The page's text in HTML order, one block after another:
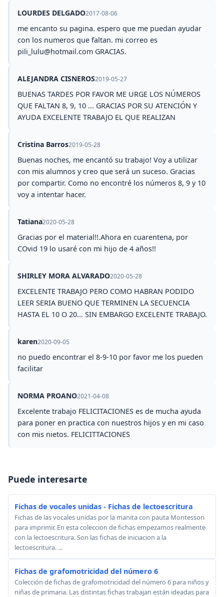
LOURDES DELGADO2017-08-06
me encanto su pagina. espero que me puedan ayudar
con los numeros que faltan. mi correo es
pili_lulu@hotmail.com GRACIAS.
ALEJANDRA CISNEROS2019-05-27
BUENAS TARDES POR FAVOR ME URGE LOS NÚMEROS
QUE FALTAN 8, 9, 10 ... GRACIAS POR SU ATENCIÓN Y
AYUDA EXCELENTE TRABAJO EL QUE REALIZAN
Cristina Barros2019-05-28
Buenas noches, me encantó su trabajo! Voy a utilizar
con mis alumnos y creo que será un suceso. Gracias
por compartir. Como no encontré los números 8, 9 y 10
voy a intentar hacer.
Tatiana2020-05-28
Gracias por el material!!.Ahora en cuarentena, por
COvid 19 lo usaré con mi hijo de 4 años!!
SHIRLEY MORA ALVARADO2020-05-28
EXCELENTE TRABAJO PERO COMO HABRAN PODIDO
LEER SERIA BUENO QUE TERMINEN LA SECUENCIA
HASTA EL 10 O 20... SIN EMBARGO EXCELENTE TRABAJO.
karen2020-09-05
no puedo encontrar el 8-9-10 por favor me los pueden
facilitar
NORMA PROANO2021-04-08
Excelente trabajo FELICITACIONES es de mucha ayuda
para poner en practica con nuestros hijos y en mi caso
con mis nietos. FELICITTACIONES
Puede interesarte
Fichas de vocales unidas - Fichas de lectoescritura
Fichas de las vocales unidas por la manita con pauta Montessori
para imprimir. En esta coleccion de fichas empezamos realmente
con la lectoescritura. Son las fichas de iniciacion a la
lectoescritura. ...
Fichas de grafomotricidad del número 6
Colección de fichas de grafomotricidad del número 6 para niños y
niñas de primaria. Las distintas fichas trabajan están ideadas para